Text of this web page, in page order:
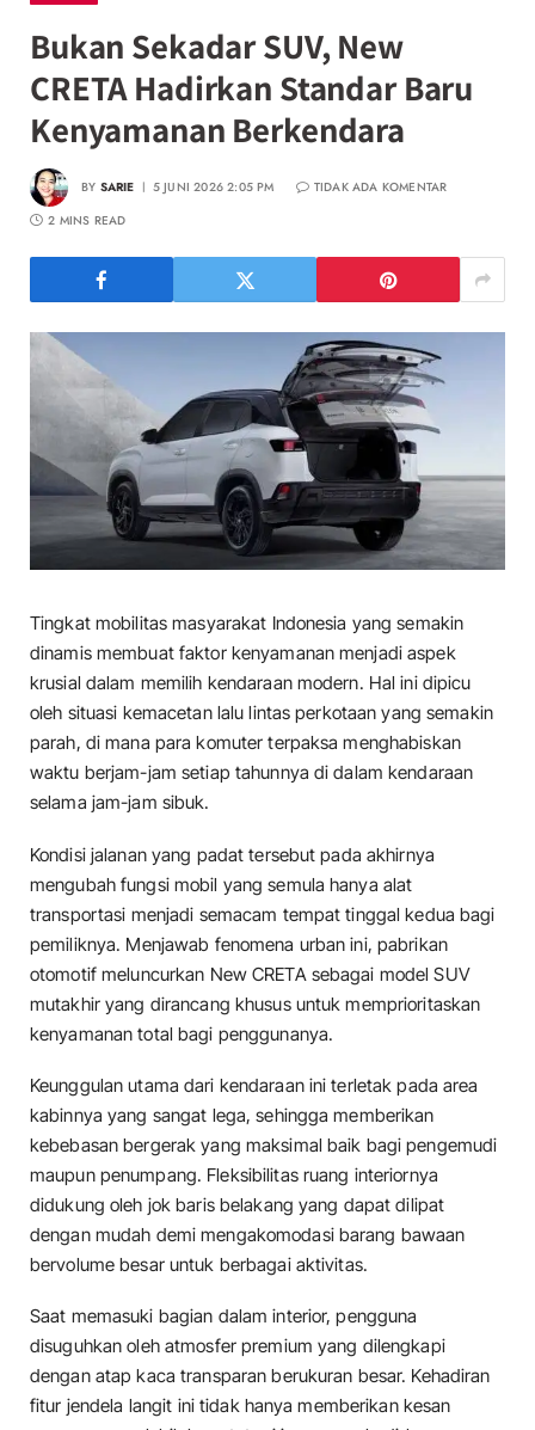
Bukan Sekadar SUV, New
CRETA Hadirkan Standar Baru
Kenyamanan Berkendara
BY SARIE 5 JUNI 2026 2:05 PM
TIDAK ADA KOMENTAR
2 MINS READ
Tingkat mobilitas masyarakat Indonesia yang semakin
dinamis membuat faktor kenyamanan menjadi aspek
krusial dalam memilih kendaraan modern. Hal ini dipicu
oleh situasi kemacetan lalu lintas perkotaan yang semakin
parah, di mana para komuter terpaksa menghabiskan
waktu berjam-jam setiap tahunnya di dalam kendaraan
selama jam-jam sibuk.
​Kondisi jalanan yang padat tersebut pada akhirnya
mengubah fungsi mobil yang semula hanya alat
transportasi menjadi semacam tempat tinggal kedua bagi
pemiliknya. Menjawab fenomena urban ini, pabrikan
otomotif meluncurkan New CRETA sebagai model SUV
mutakhir yang dirancang khusus untuk memprioritaskan
kenyamanan total bagi penggunanya.
​Keunggulan utama dari kendaraan ini terletak pada area
kabinnya yang sangat lega, sehingga memberikan
kebebasan bergerak yang maksimal baik bagi pengemudi
maupun penumpang. Fleksibilitas ruang interiornya
didukung oleh jok baris belakang yang dapat dilipat
dengan mudah demi mengakomodasi barang bawaan
bervolume besar untuk berbagai aktivitas.
​Saat memasuki bagian dalam interior, pengguna
disuguhkan oleh atmosfer premium yang dilengkapi
dengan atap kaca transparan berukuran besar. Kehadiran
fitur jendela langit ini tidak hanya memberikan kesan